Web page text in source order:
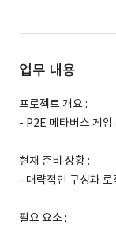
업무 내용
프로젝트 개요 :
- P2E 메타버스 게임
현재 준비 상황 :
- 대략적인 구성과
필요 요소 :